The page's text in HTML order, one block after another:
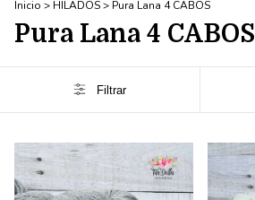
Inicio > HILADOS> Pura Lana 4 CABOS
Pura Lana 4 CABOS
Filtrar